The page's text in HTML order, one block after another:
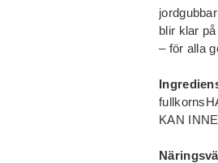
blir klar
– för alla
KAN